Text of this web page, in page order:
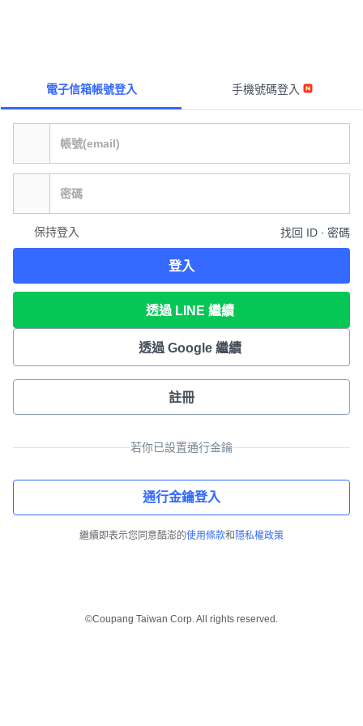
電子信箱帳號登入 手機號碼登入
保持登入 找回 ID ∙ 密碼
登入
透過 LINE 繼續
透過 Google 繼續
註冊
若你已設置通行金鑰
通行金鑰登入
繼續即表示您同意酷澎的使用條款和 隱私權政策
©Coupang Taiwan Corp. All rights reserved.